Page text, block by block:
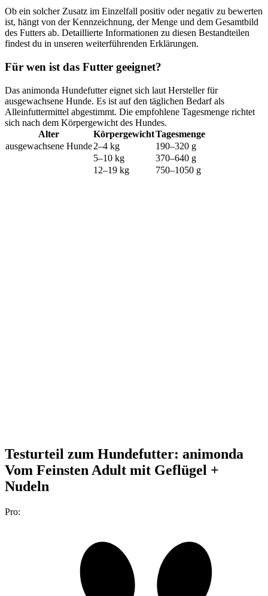
Ob ein solcher Zusatz im Einzelfall positiv oder negativ zu bewerten
ist, hängt von der Kennzeichnung, der Menge und dem Gesamtbild
des Futters ab. Detaillierte Informationen zu diesen Bestandteilen
findest du in unseren weiterführenden Erklärungen.
Für wen ist das Futter geeignet?
Das animonda Hundefutter eignet sich laut Hersteller für
ausgewachsene Hunde. Es ist auf den täglichen Bedarf als
Alleinfuttermittel abgestimmt. Die empfohlene Tagesmenge richtet
sich nach dem Körpergewicht des Hundes.
Alter
KörpergewichtTagesmenge
ausgewachsene Hunde2–4 kg
190–320 g
5–10 kg
370–640 g
12–19 kg
750–1050 g
Testurteil zum Hundefutter: animonda
Vom Feinsten Adult mit Geflügel +
Nudeln
Pro: